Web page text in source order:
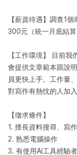
【薪資待遇】調查1
300元（統一月底結算
【工作環境】 目前
會提供文章範本跟說
員更快上手。工作量
對寫作有熱忱的人加
【徵求條件】
1. 擅長資料搜尋、寫作
2. 熟悉電腦操作
3. 有使用AI工具經驗